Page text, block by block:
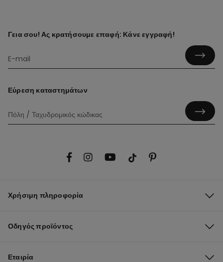
Γεια σου! Ας κρατήσουμε επαφή: Κάνε εγγραφή!
Εύρεση καταστημάτων
Χρήσιμη πληροφορία
Οδηγός προϊόντος
Εταιρία